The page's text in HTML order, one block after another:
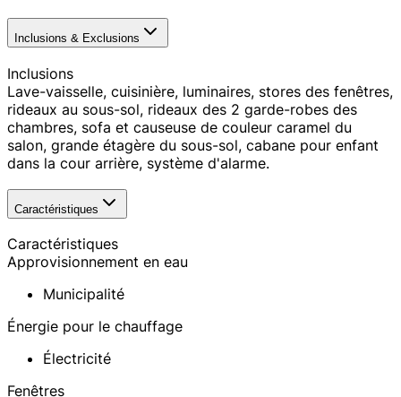
Inclusions & Exclusions
Inclusions
Lave-vaisselle, cuisinière, luminaires, stores des fenêtres,
rideaux au sous-sol, rideaux des 2 garde-robes des
chambres, sofa et causeuse de couleur caramel du
salon, grande étagère du sous-sol, cabane pour enfant
dans la cour arrière, système d'alarme.
Caractéristiques
Caractéristiques
Approvisionnement en eau
Municipalité
Énergie pour le chauffage
Électricité
Fenêtres